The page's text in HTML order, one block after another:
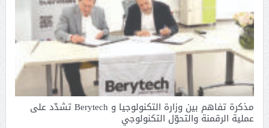
مذكرة تفاهم بين وزارة التكنولوجيا و Berytech تشدّد على
عملية الرقمنة والتحوّل التكنولوجي